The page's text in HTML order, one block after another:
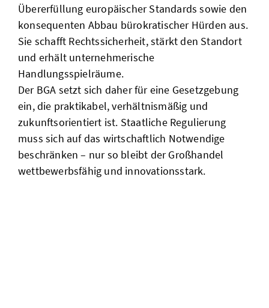
Übererfüllung europäischer Standards sowie den
konsequenten Abbau bürokratischer Hürden aus.
Sie schafft Rechtssicherheit, stärkt den Standort
und erhält unternehmerische
Handlungsspielräume.
Der BGA setzt sich daher für eine Gesetzgebung
ein, die praktikabel, verhältnismäßig und
zukunftsorientiert ist. Staatliche Regulierung
muss sich auf das wirtschaftlich Notwendige
beschränken – nur so bleibt der Großhandel
wettbewerbsfähig und innovationsstark.